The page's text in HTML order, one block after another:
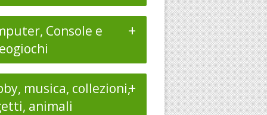
Console e
+
musica, collezioni,
animali
+